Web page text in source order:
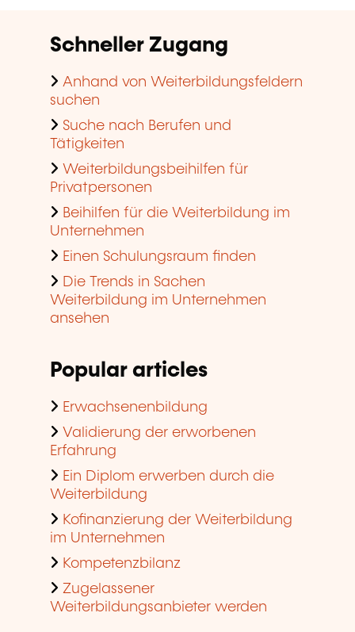
Schneller Zugang
Anhand von Weiterbildungsfeldern
suchen
Suche nach Berufen und
Tätigkeiten
Weiterbildungsbeihilfen für
Privatpersonen
Beihilfen für die Weiterbildung im
Unternehmen
Einen Schulungsraum finden
Die Trends in Sachen
Weiterbildung im Unternehmen
ansehen
Popular articles
Erwachsenenbildung
Validierung der erworbenen
Erfahrung
Ein Diplom erwerben durch die
Weiterbildung
Kofinanzierung der Weiterbildung
im Unternehmen
Kompetenzbilanz
Zugelassener
Weiterbildungsanbieter werden